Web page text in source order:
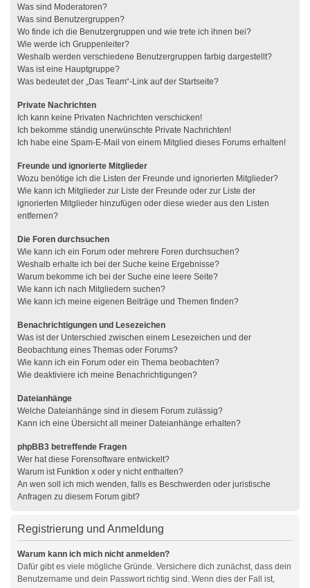
Was sind Moderatoren?
Was sind Benutzergruppen?
Wo finde ich die Benutzergruppen und wie trete ich ihnen bei?
Wie werde ich Gruppenleiter?
Weshalb werden verschiedene Benutzergruppen farbig dargestellt?
Was ist eine Hauptgruppe?
Was bedeutet der „Das Team“-Link auf der Startseite?
Private Nachrichten
Ich kann keine Privaten Nachrichten verschicken!
Ich bekomme ständig unerwünschte Private Nachrichten!
Ich habe eine Spam-E-Mail von einem Mitglied dieses Forums erhalten!
Freunde und ignorierte Mitglieder
Wozu benötige ich die Listen der Freunde und ignorierten Mitglieder?
Wie kann ich Mitglieder zur Liste der Freunde oder zur Liste der
ignorierten Mitglieder hinzufügen oder diese wieder aus den Listen
entfernen?
Die Foren durchsuchen
Wie kann ich ein Forum oder mehrere Foren durchsuchen?
Weshalb erhalte ich bei der Suche keine Ergebnisse?
Warum bekomme ich bei der Suche eine leere Seite?
Wie kann ich nach Mitgliedern suchen?
Wie kann ich meine eigenen Beiträge und Themen finden?
Benachrichtigungen und Lesezeichen
Was ist der Unterschied zwischen einem Lesezeichen und der
Beobachtung eines Themas oder Forums?
Wie kann ich ein Forum oder ein Thema beobachten?
Wie deaktiviere ich meine Benachrichtigungen?
Dateianhänge
Welche Dateianhänge sind in diesem Forum zulässig?
Kann ich eine Übersicht all meiner Dateianhänge erhalten?
phpBB3 betreffende Fragen
Wer hat diese Forensoftware entwickelt?
Warum ist Funktion x oder y nicht enthalten?
An wen soll ich mich wenden, falls es Beschwerden oder juristische
Anfragen zu diesem Forum gibt?
Registrierung und Anmeldung
Warum kann ich mich nicht anmelden?
Dafür gibt es viele mögliche Gründe. Versichere dich zunächst, dass dein
Benutzername und dein Passwort richtig sind. Wenn dies der Fall ist,